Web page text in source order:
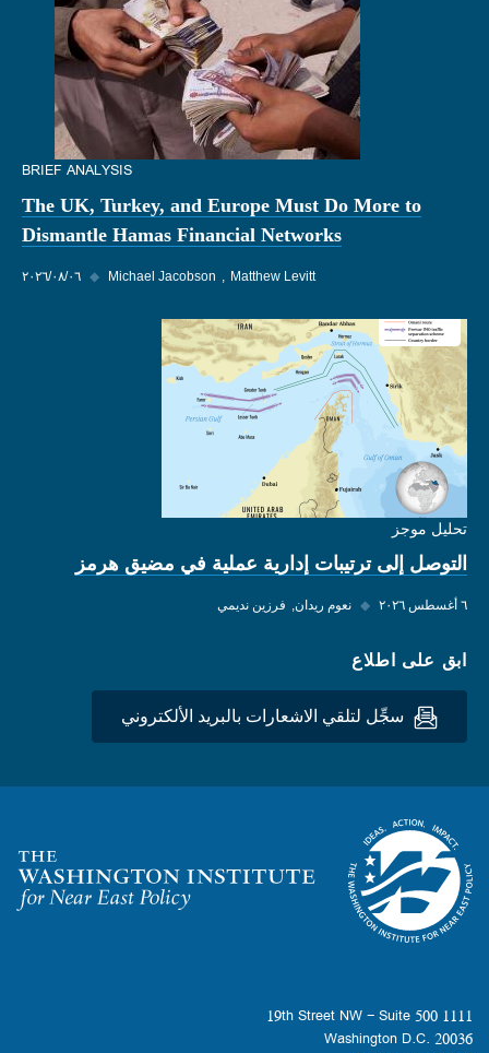
BRIEF ANALYSIS
The UK, Turkey, and Europe Must Do More to
Dismantle Hamas Financial Networks
٠٦‏/٠٨‏/٢٠٢٦ ◆ Michael Jacobson Matthew Levitt
تحليل موجز
التوصل إلى ترتيبات إدارية عملية في مضيق هرمز
٦ أغسطس ٢٠٢٦ ◆ نعوم ريدان فرزين نديمي
ابق على اطلاع
سجِّل لتلقي الاشعارات بالبريد الألكتروني
Homepage
1111 19th Street NW - Suite 500
Washington D.C. 20036